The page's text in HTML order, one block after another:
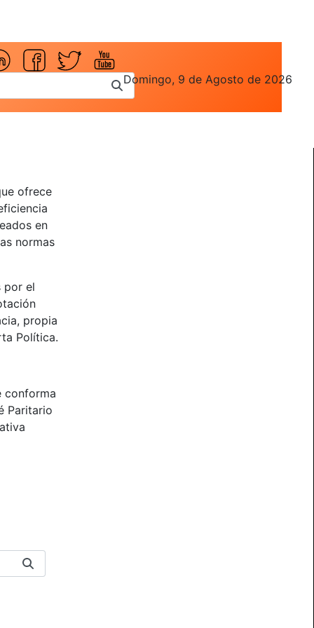
Domingo, 9 de Agosto de 2026
ofrece
en
normas
por el
propia
Política.
conforma
Paritario